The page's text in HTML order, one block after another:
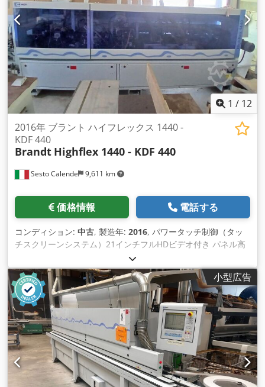
1 / 12
Sesto Calende 9,611 km
2016年 ブラント ハイフレックス 1440 -
KDF 440
Brandt Highflex 1440 - KDF 440
価格情報 電話する
コンディション: 中古, 製造年: 2016, パワータッチ制御（タッ
チスクリーンシステム）21インチフルHDビデオ付き パネル高
さ 60mm Codpfxewwtpye Aaheha PVC/ABS 3mm 無垢材 最
大12mm 送り速度 最大20m/分 作業高さ 電子制御（NC）で調
整可能 パネルサポートガイド ローラー付き遊星機能 サイドロ
ーラーライン 自由回転式サポートローラー付き アンチスティ
ックユニット 2モーター整流ユニット ローラーホルダープレー
ト EVA接着剤ユニット（予溶融ユニット・接着剤タンク付） 直
線プロファイル用エッジプレッシャーユニット（自動設定圧着
ローラー、NC） クロスカットミリングユニット 自動傾斜設定
付き 2モーター面取りユニット 設定機能付き 2モーター多機能
ラウンドユニット（面取り＋丸め） エッジスクレーパー 電動
NC設定 グルースクレーパー ブラシユニット アンチスティック
小型広告